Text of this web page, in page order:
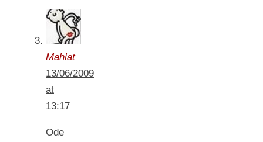
Mahlat
13/06/2009
at
13:17
Ode